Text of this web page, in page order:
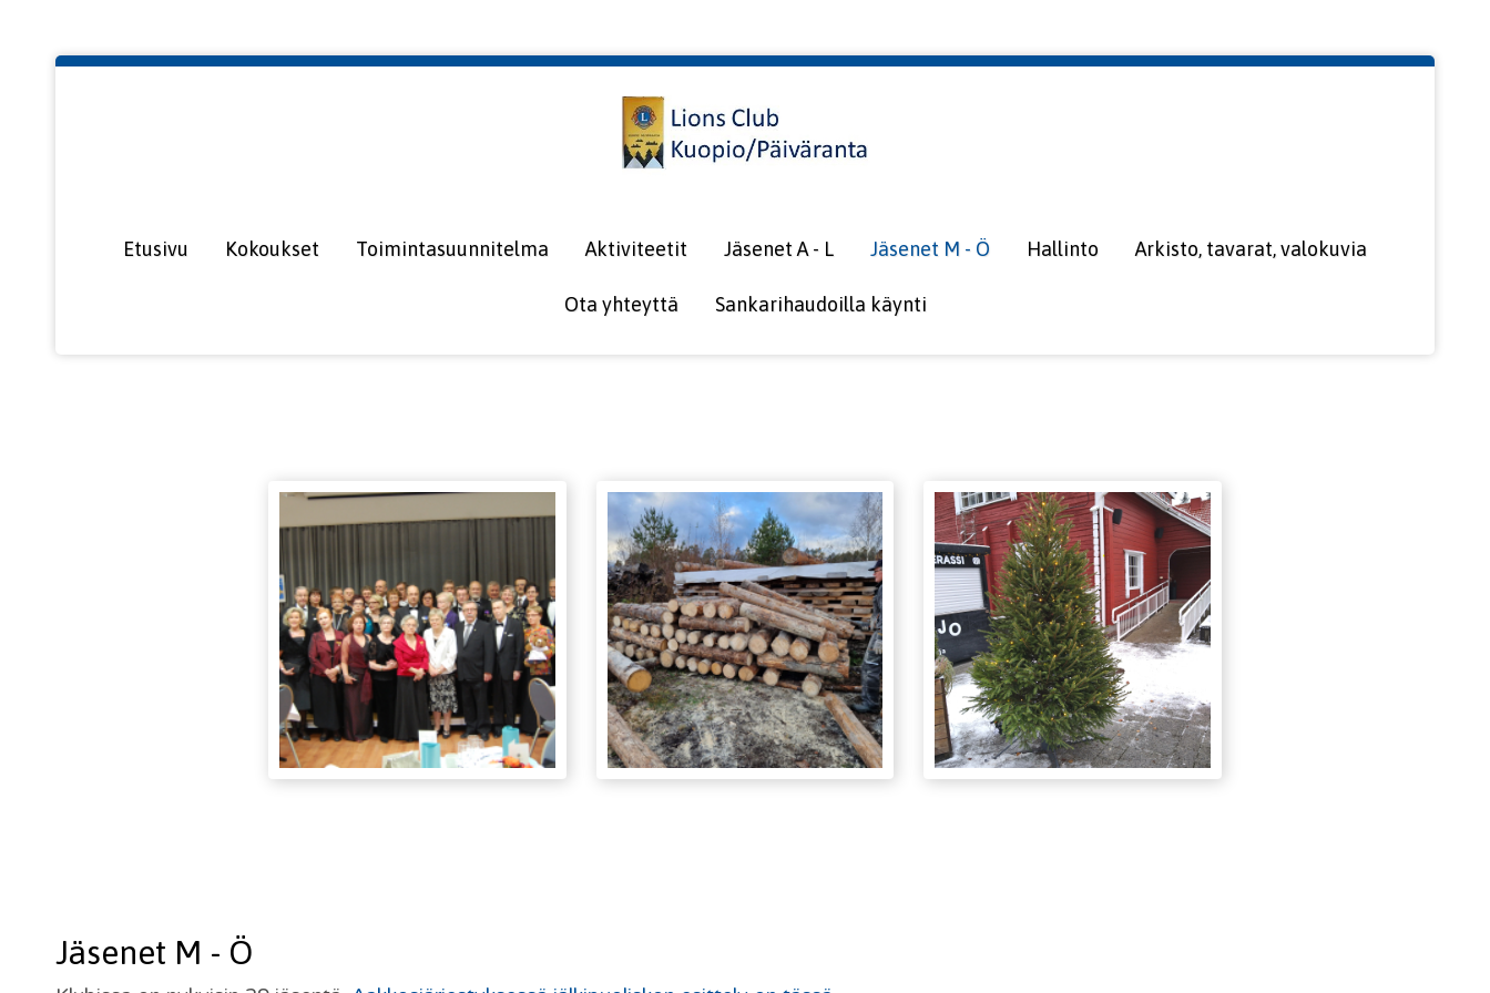
Etusivu Kokoukset Toimintasuunnitelma Aktiviteetit Jäsenet A - L Jäsenet M - Ö Hallinto Arkisto, tavarat, valokuvia
Ota yhteyttä Sankarihaudoilla käynti
Jäsenet M - Ö